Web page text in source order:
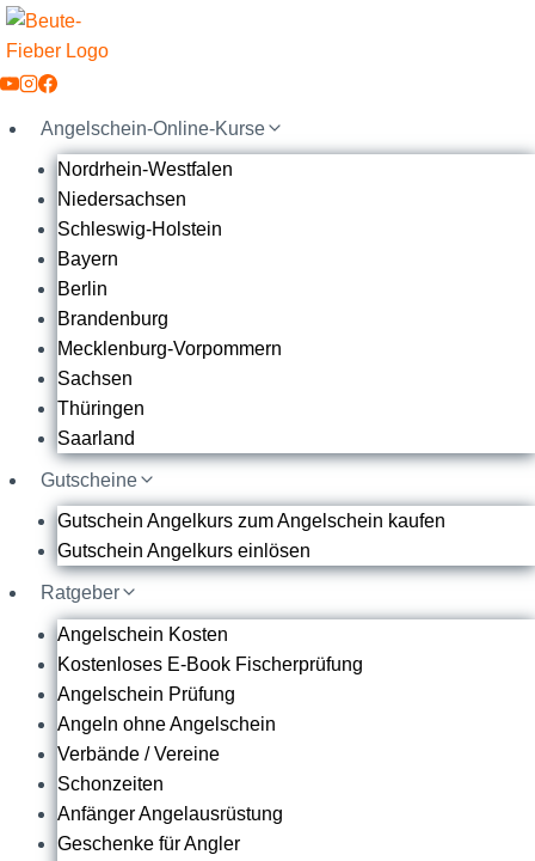
Zum
Inhalt
springen
Angelschein-Online-Kurse
Nordrhein-Westfalen
Niedersachsen
Schleswig-Holstein
Bayern
Berlin
Brandenburg
Mecklenburg-Vorpommern
Sachsen
Thüringen
Saarland
Gutscheine
Gutschein Angelkurs zum Angelschein kaufen
Gutschein Angelkurs einlösen
Ratgeber
Angelschein Kosten
Kostenloses E-Book Fischerprüfung
Angelschein Prüfung
Angeln ohne Angelschein
Verbände / Vereine
Schonzeiten
Anfänger Angelausrüstung
Geschenke für Angler